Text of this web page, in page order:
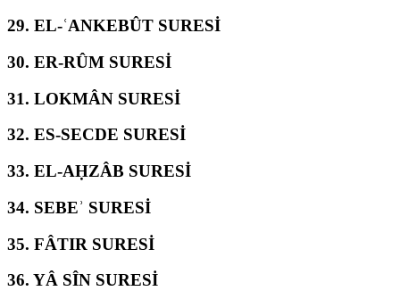
29. EL-ʿANKEBÛT SURESİ
30. ER-RÛM SURESİ
31. LOKMÂN SURESİ
32. ES-SECDE SURESİ
33. EL-AḤZÂB SURESİ
34. SEBEʾ SURESİ
35. FÂTIR SURESİ
36. YÂ SÎN SURESİ